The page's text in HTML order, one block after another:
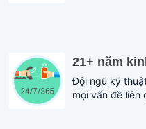
21+ năm
Đội ngũ kỹ
mọi vấn đề liên